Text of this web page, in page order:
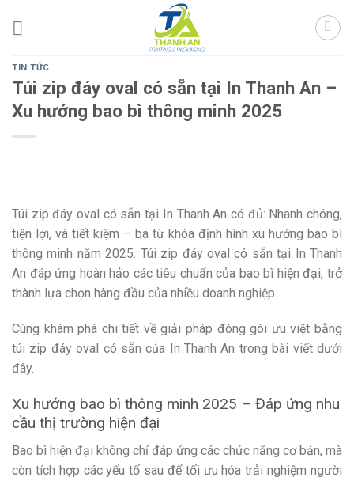
TIN TỨC
Túi zip đáy oval có sẵn tại In Thanh An –
Xu hướng bao bì thông minh 2025
Túi zip đáy oval có sẵn tại In Thanh An có đủ: Nhanh chóng,
tiện lợi, và tiết kiệm – ba từ khóa định hình xu hướng bao bì
thông minh năm 2025. Túi zip đáy oval có sẵn tại In Thanh
An đáp ứng hoàn hảo các tiêu chuẩn của bao bì hiện đại, trở
thành lựa chọn hàng đầu của nhiều doanh nghiệp.
Cùng khám phá chi tiết về giải pháp đóng gói ưu việt bằng
túi zip đáy oval có sẵn của In Thanh An trong bài viết dưới
đây.
Xu hướng bao bì thông minh 2025 – Đáp ứng nhu
cầu thị trường hiện đại
Bao bì hiện đại không chỉ đáp ứng các chức năng cơ bản, mà
còn tích hợp các yếu tố sau để tối ưu hóa trải nghiệm người